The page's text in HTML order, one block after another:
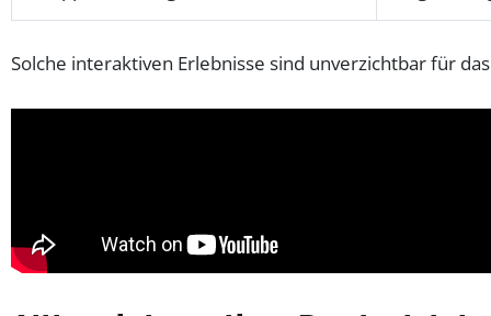
Solche interaktiven Erlebnisse sind unverzichtbar für